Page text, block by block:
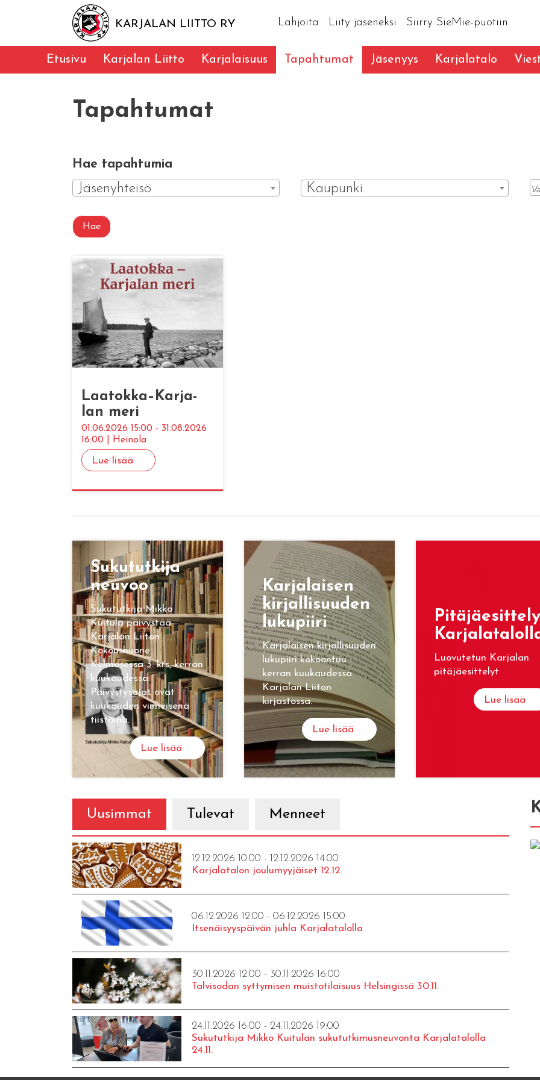
KARJALAN LIITTO RY Lahjoita Liity jäseneksi Siirry SieMie-puotiin
Etusivu Karjalan Liitto Karjalaisuus Tapahtumat Jäsenyys Karjalatalo
Tapahtumat
Hae tapahtumia
Jäsenyhteisö Kaupunki
Hae
Laa­tok­ka–Kar­ja­
lan meri
01.06.2026 15:00 - 31.08.2026
16:00 | Heinola
Lue lisää
Su­ku­tut­ki­ja
neu­voo
Sukututkija Mikko
Kuitula päivystää
Karjalan Liiton
Kokoushuone
Kolmosessa 3. krs, kerran
kuukaudessa.
Päivystysajat ovat
kuukauden viimeisenä
tiistaina.
Lue lisää
Kar­ja­lai­sen
kir­jal­li­suu­den
lu­ku­pii­ri
Karjalaisen kirjallisuuden
lukupiiri kokoontuu
kerran kuukaudessa
Karjalan Liiton
kirjastossa.
Lue lisää
Luovutetun Karjalan
pitäjäesittelyt
Lue lisää
Uusimmat Tulevat Menneet
12.12.2026 10:00 - 12.12.2026 14:00
Karjalatalon joulumyyjäiset 12.12.
06.12.2026 12:00 - 06.12.2026 15:00
Itsenäisyyspäivän juhla Karjalatalolla
30.11.2026 12:00 - 30.11.2026 16:00
Talvisodan syttymisen muistotilaisuus Helsingissä 30.11.
24.11.2026 16:00 - 24.11.2026 19:00
Sukututkija Mikko Kuitulan sukututkimusneuvonta Karjalatalolla
24.11.